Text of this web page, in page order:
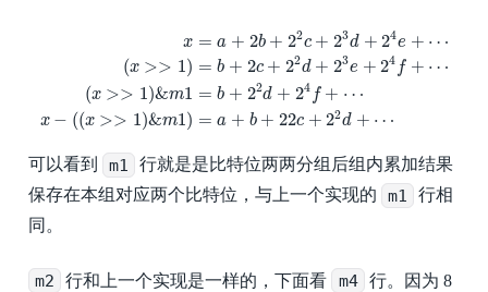
x = a + 2b + 22c + 23d + 24e + ⋯
(x >> 1 ) = b + 2c + 22d + 23e + 24 f + ⋯
(x >> 1 )&m1 = b + 22d + 24 f + ⋯
x − ((x >> 1)&m1) = a + b + 22c + 22d + ⋯
1 +2 d +2 +2
可以看到 m1
行就是是比特位两两分组后组内累加结果
保存在本组对应两个比特位，与上一个实现的
m1
行相
同。
m2 行和上一个实现是一样的，下面看 m4 行。因为 8